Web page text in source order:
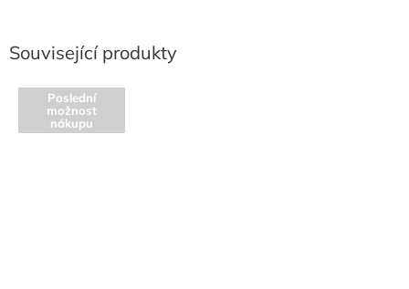
Související produkty
Poslední
možnost
nákupu